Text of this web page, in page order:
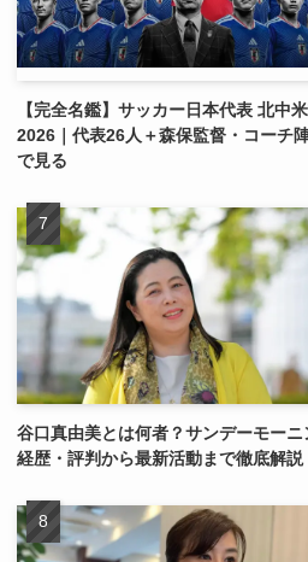
【完全名鑑】サッカー日本代表 北中
2026｜代表26人＋森保監督・コーチ
で見る
谷口真由美とは何者？サンデーモーニ
経歴・評判から最新活動まで徹底解説